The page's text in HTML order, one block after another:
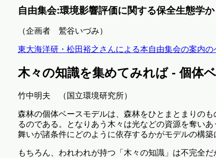
自由集会:環境影響評価に関する保全生態学
（企画者 鷲谷いづみ）
東大海洋研・松田裕之さんによる本自由集会の案内の
木々の知識を集めてみれば - 個体
竹中明夫 （国立環境研究所）
森林の個体ベースモデルは、森林をひとまとまりの
るのである。となりあう木々は光などの資源を奪い
舞いが諸条件にどのように依存するかがモデルの構
もちろん、われわれが持つ「木々の知識」は不完全